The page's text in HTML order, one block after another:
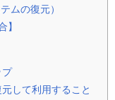
ムの復元）
】
プ
して利用すること